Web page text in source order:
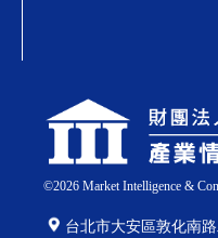
©2026Market Intelligence &
台北市大安區敦化南